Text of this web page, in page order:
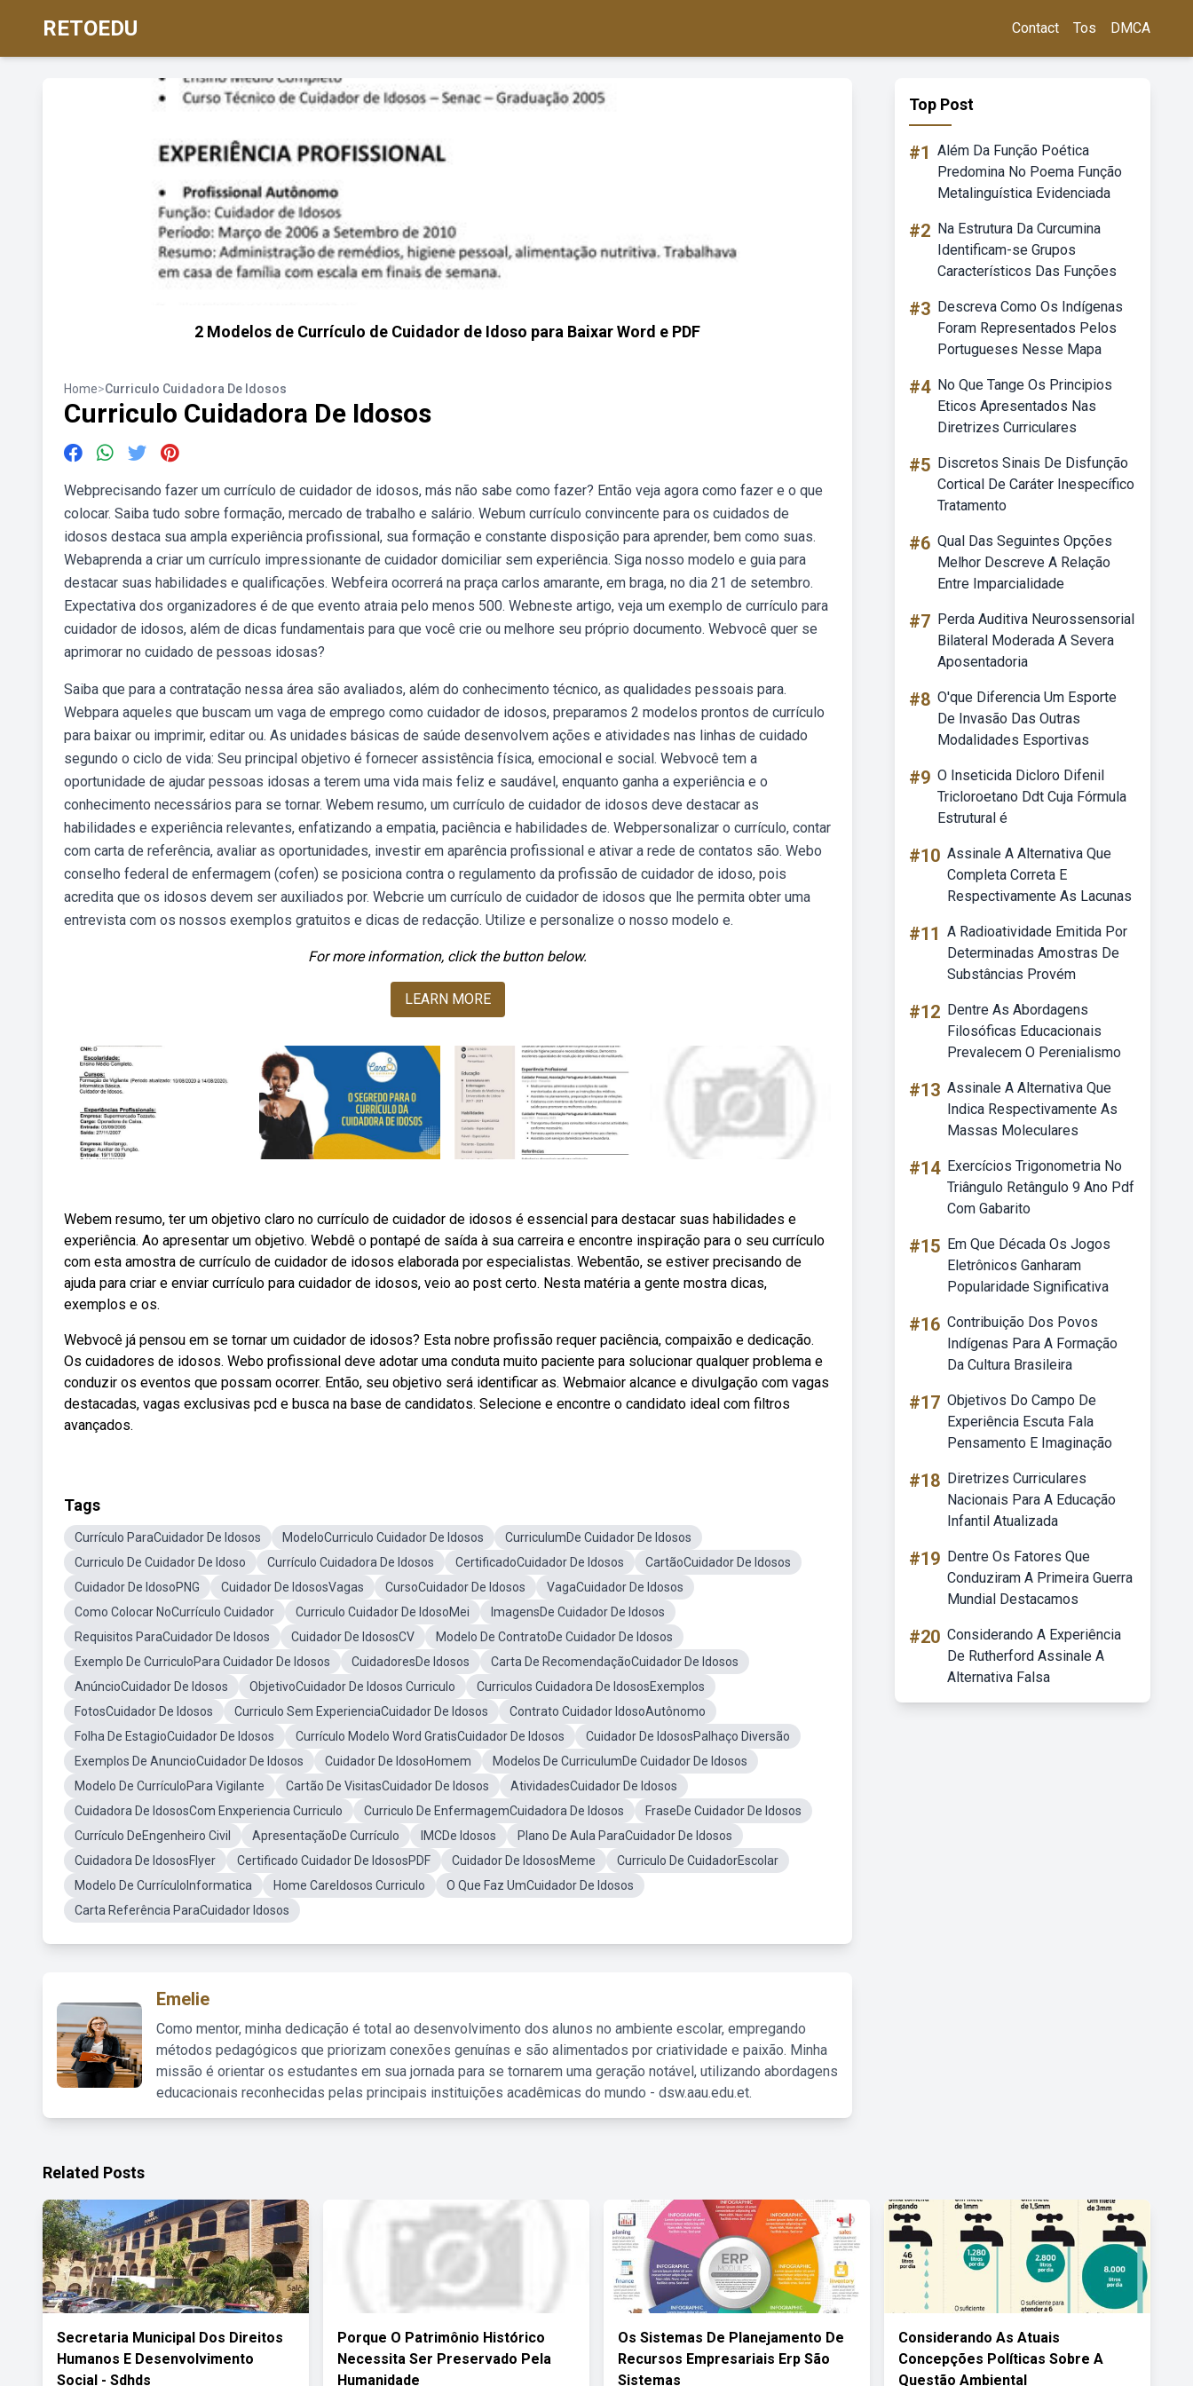
RETOEDU Contact Tos DMCA
2 Modelos de Currículo de Cuidador de Idoso para Baixar Word e PDF
Home>Curriculo Cuidadora De Idosos
Curriculo Cuidadora De Idosos
Webprecisando fazer um currículo de cuidador de idosos, más não sabe como fazer? Então veja agora como fazer e o que
colocar. Saiba tudo sobre formação, mercado de trabalho e salário. Webum currículo convincente para os cuidados de
idosos destaca sua ampla experiência profissional, sua formação e constante disposição para aprender, bem como suas.
Webaprenda a criar um currículo impressionante de cuidador domiciliar sem experiência. Siga nosso modelo e guia para
destacar suas habilidades e qualificações. Webfeira ocorrerá na praça carlos amarante, em braga, no dia 21 de setembro.
Expectativa dos organizadores é de que evento atraia pelo menos 500. Webneste artigo, veja um exemplo de currículo para
cuidador de idosos, além de dicas fundamentais para que você crie ou melhore seu próprio documento. Webvocê quer se
aprimorar no cuidado de pessoas idosas?
Saiba que para a contratação nessa área são avaliados, além do conhecimento técnico, as qualidades pessoais para.
Webpara aqueles que buscam um vaga de emprego como cuidador de idosos, preparamos 2 modelos prontos de currículo
para baixar ou imprimir, editar ou. As unidades básicas de saúde desenvolvem ações e atividades nas linhas de cuidado
segundo o ciclo de vida: Seu principal objetivo é fornecer assistência física, emocional e social. Webvocê tem a
oportunidade de ajudar pessoas idosas a terem uma vida mais feliz e saudável, enquanto ganha a experiência e o
conhecimento necessários para se tornar. Webem resumo, um currículo de cuidador de idosos deve destacar as
habilidades e experiência relevantes, enfatizando a empatia, paciência e habilidades de. Webpersonalizar o currículo, contar
com carta de referência, avaliar as oportunidades, investir em aparência profissional e ativar a rede de contatos são. Webo
conselho federal de enfermagem (cofen) se posiciona contra o regulamento da profissão de cuidador de idoso, pois
acredita que os idosos devem ser auxiliados por. Webcrie um currículo de cuidador de idosos que lhe permita obter uma
entrevista com os nossos exemplos gratuitos e dicas de redacção. Utilize e personalize o nosso modelo e.
For more information, click the button below.
LEARN MORE
Webem resumo, ter um objetivo claro no currículo de cuidador de idosos é essencial para destacar suas habilidades e
experiência. Ao apresentar um objetivo. Webdê o pontapé de saída à sua carreira e encontre inspiração para o seu currículo
com esta amostra de currículo de cuidador de idosos elaborada por especialistas. Webentão, se estiver precisando de
ajuda para criar e enviar currículo para cuidador de idosos, veio ao post certo. Nesta matéria a gente mostra dicas,
exemplos e os.
Webvocê já pensou em se tornar um cuidador de idosos? Esta nobre profissão requer paciência, compaixão e dedicação.
Os cuidadores de idosos. Webo profissional deve adotar uma conduta muito paciente para solucionar qualquer problema e
conduzir os eventos que possam ocorrer. Então, seu objetivo será identificar as. Webmaior alcance e divulgação com vagas
destacadas, vagas exclusivas pcd e busca na base de candidatos. Selecione e encontre o candidato ideal com filtros
avançados.
Tags
Currículo ParaCuidador De Idosos ModeloCurriculo Cuidador De Idosos
CurriculumDe Cuidador De Idosos
Curriculo De Cuidador De Idoso
Currículo Cuidadora De Idosos CertificadoCuidador De Idosos
CartãoCuidador De Idosos
Cuidador De IdosoPNG
Cuidador De IdososVagas CursoCuidador De Idosos
VagaCuidador De Idosos
Como Colocar NoCurrículo Cuidador
Curriculo Cuidador De IdosoMei
ImagensDe Cuidador De Idosos
Requisitos ParaCuidador De Idosos
Cuidador De IdososCV
Modelo De ContratoDe Cuidador De Idosos
Exemplo De CurriculoPara Cuidador De Idosos
CuidadoresDe Idosos
Carta De RecomendaçãoCuidador De Idosos
AnúncioCuidador De Idosos
ObjetivoCuidador De Idosos Curriculo
Curriculos Cuidadora De IdososExemplos
FotosCuidador De Idosos
Curriculo Sem ExperienciaCuidador De Idosos
Contrato Cuidador IdosoAutônomo
Folha De EstagioCuidador De Idosos
Currículo Modelo Word GratisCuidador De Idosos
Cuidador De IdososPalhaço Diversão
Exemplos De AnuncioCuidador De Idosos
Cuidador De IdosoHomem
Modelos De CurriculumDe Cuidador De Idosos
Modelo De CurrículoPara Vigilante
Cartão De VisitasCuidador De Idosos
AtividadesCuidador De Idosos
Cuidadora De IdososCom Enxperiencia Curriculo
Curriculo De EnfermagemCuidadora De Idosos
FraseDe Cuidador De Idosos
Currículo DeEngenheiro Civil
ApresentaçãoDe Currículo IMCDe Idosos
Plano De Aula ParaCuidador De Idosos
Cuidadora De IdososFlyer
Certificado Cuidador De IdososPDF Cuidador De IdososMeme
Curriculo De CuidadorEscolar
Modelo De CurrículoInformatica
Home CareIdosos Curriculo
O Que Faz UmCuidador De Idosos
Carta Referência ParaCuidador Idosos
Emelie
Como mentor, minha dedicação é total ao desenvolvimento dos alunos no ambiente escolar, empregando
métodos pedagógicos que priorizam conexões genuínas e são alimentados por criatividade e paixão. Minha
missão é orientar os estudantes em sua jornada para se tornarem uma geração notável, utilizando abordagens
educacionais reconhecidas pelas principais instituições acadêmicas do mundo - dsw.aau.edu.et.
Top Post
#1 Além Da Função Poética
Predomina No Poema Função
Metalinguística Evidenciada
#2 Na Estrutura Da Curcumina
Identificam-se Grupos
Característicos Das Funções
#3 Descreva Como Os Indígenas
Foram Representados Pelos
Portugueses Nesse Mapa
#4 No Que Tange Os Principios
Eticos Apresentados Nas
Diretrizes Curriculares
#5 Discretos Sinais De Disfunção
Cortical De Caráter Inespecífico
Tratamento
#6 Qual Das Seguintes Opções
Melhor Descreve A Relação
Entre Imparcialidade
#7 Perda Auditiva Neurossensorial
Bilateral Moderada A Severa
Aposentadoria
#8 O'que Diferencia Um Esporte
De Invasão Das Outras
Modalidades Esportivas
#9 O Inseticida Dicloro Difenil
Tricloroetano Ddt Cuja Fórmula
Estrutural é
#10 Assinale A Alternativa Que
Completa Correta E
Respectivamente As Lacunas
#11 A Radioatividade Emitida Por
Determinadas Amostras De
Substâncias Provém
#12 Dentre As Abordagens
Filosóficas Educacionais
Prevalecem O Perenialismo
#13 Assinale A Alternativa Que
Indica Respectivamente As
Massas Moleculares
#14 Exercícios Trigonometria No
Triângulo Retângulo 9 Ano Pdf
Com Gabarito
#15 Em Que Década Os Jogos
Eletrônicos Ganharam
Popularidade Significativa
#16 Contribuição Dos Povos
Indígenas Para A Formação
Da Cultura Brasileira
#17 Objetivos Do Campo De
Experiência Escuta Fala
Pensamento E Imaginação
#18 Diretrizes Curriculares
Nacionais Para A Educação
Infantil Atualizada
#19 Dentre Os Fatores Que
Conduziram A Primeira Guerra
Mundial Destacamos
#20 Considerando A Experiência
De Rutherford Assinale A
Alternativa Falsa
Related Posts
Secretaria Municipal Dos Direitos
Humanos E Desenvolvimento
Social - Sdhds
Porque O Patrimônio Histórico
Necessita Ser Preservado Pela
Humanidade
Os Sistemas De Planejamento De
Recursos Empresariais Erp São
Sistemas
Considerando As Atuais
Concepções Políticas Sobre A
Questão Ambiental